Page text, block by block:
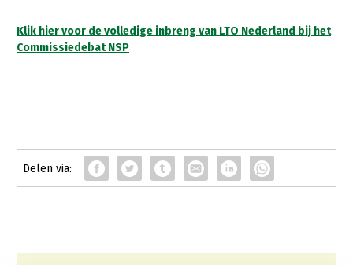
Klik hier voor de volledige inbreng van LTO Nederland bij het
Commissiedebat NSP